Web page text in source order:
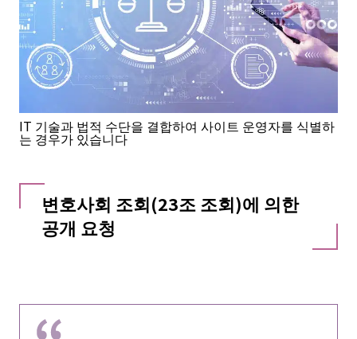
IT 기술과 법적 수단을 결합하여 사이트 운영자를 식별하
는 경우가 있습니다
변호사회 조회(23조 조회)에 의한
공개 요청